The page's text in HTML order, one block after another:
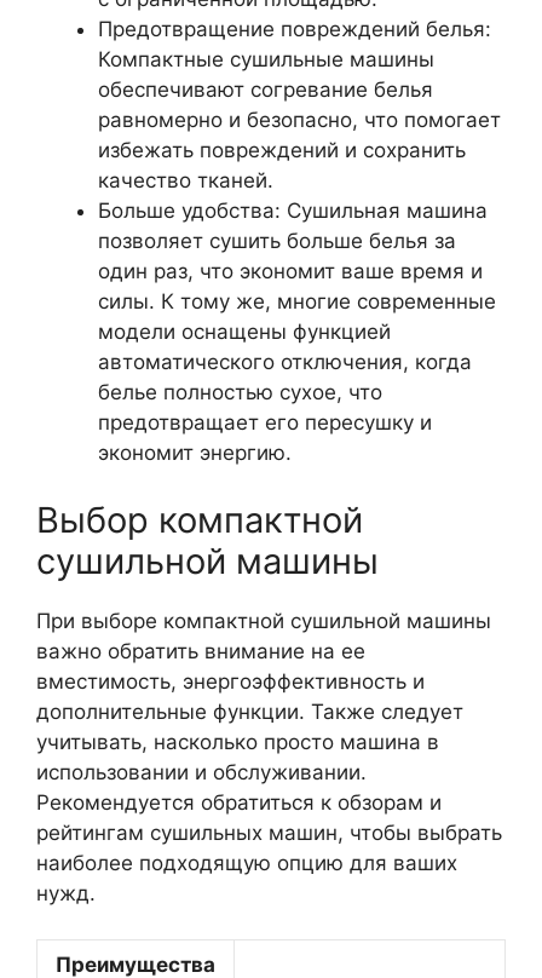
Предотвращение повреждений белья:
Компактные сушильные машины
обеспечивают согревание белья
равномерно и безопасно, что помогает
избежать повреждений и сохранить
качество тканей.
Больше удобства: Сушильная машина
позволяет сушить больше белья за
один раз, что экономит ваше время и
силы. К тому же, многие современные
модели оснащены функцией
автоматического отключения, когда
белье полностью сухое, что
предотвращает его пересушку и
экономит энергию.
Выбор компактной
сушильной машины
При выборе компактной сушильной машины
важно обратить внимание на ее
вместимость, энергоэффективность и
дополнительные функции. Также следует
учитывать, насколько просто машина в
использовании и обслуживании.
Рекомендуется обратиться к обзорам и
рейтингам сушильных машин, чтобы выбрать
наиболее подходящую опцию для ваших
нужд.
Преимущества